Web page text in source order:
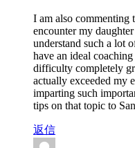
I am also commenting
encounter my
understand such a lot
have an ideal
difficulty completely
actually exceeded my
imparting such
tips on that topic to
返信